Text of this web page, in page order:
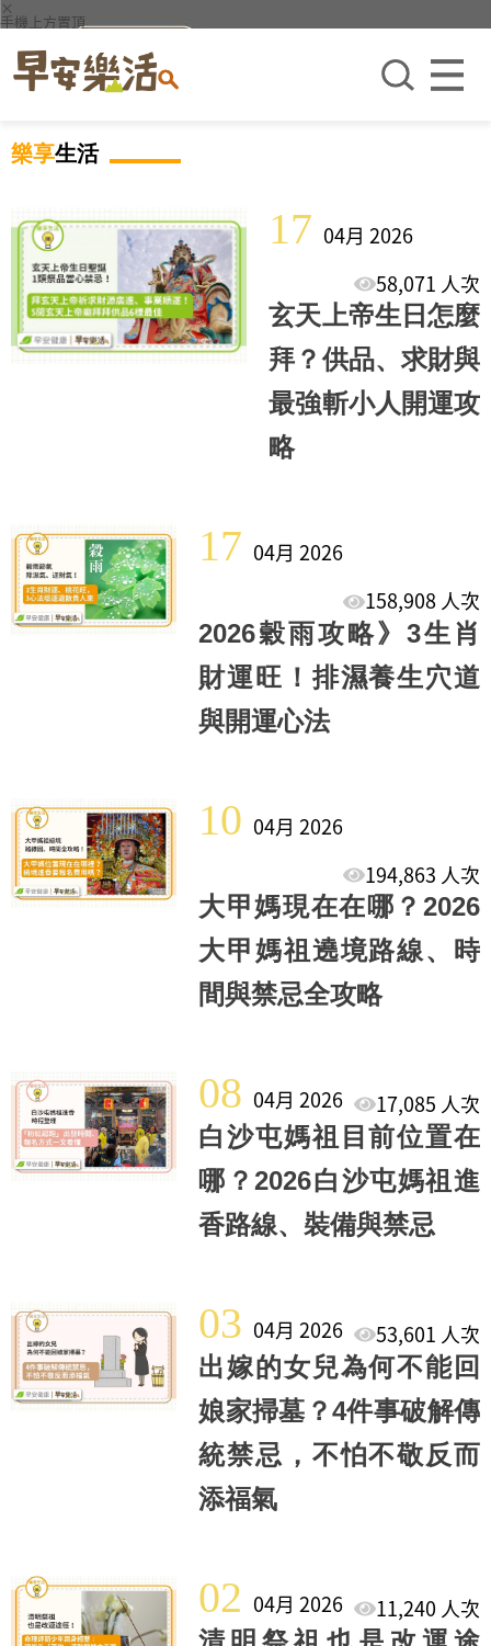
×
手機上方置頂
樂享生活
17 04月 2026
58,071 人次
玄天上帝生日怎麼
拜？供品、求財與
最強斬小人開運攻
略
17 04月 2026
158,908 人次
2026穀雨攻略》3生肖
財運旺！排濕養生穴道
與開運心法
10 04月 2026
194,863 人次
大甲媽現在在哪？2026
大甲媽祖遶境路線、時
間與禁忌全攻略
08 04月 2026
17,085 人次
白沙屯媽祖目前位置在
哪？2026白沙屯媽祖進
香路線、裝備與禁忌
03 04月 2026
53,601 人次
出嫁的女兒為何不能回
娘家掃墓？4件事破解傳
統禁忌，不怕不敬反而
添福氣
02 04月 2026
11,240 人次